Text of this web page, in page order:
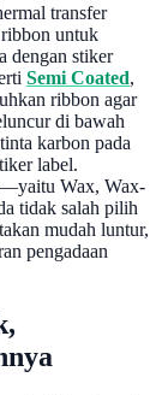
transfer
untuk
dengan stiker
Semi Coated,
ribbon agar
di bawah
karbon pada
label.
Wax, Wax-
tidak salah pilih
mudah luntur,
pengadaan